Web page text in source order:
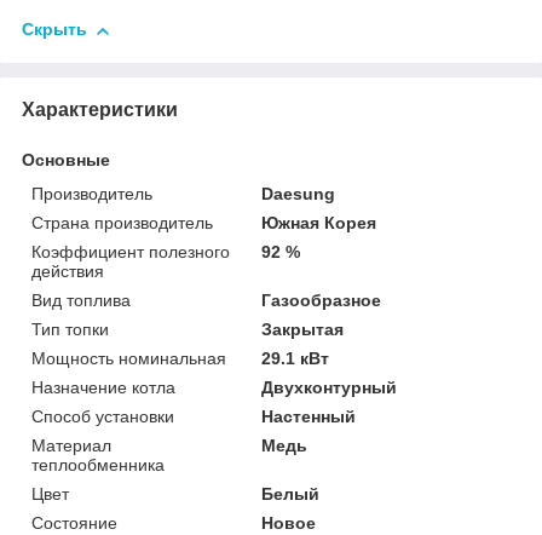
Скрыть
Характеристики
Основные
Производитель
Daesung
Страна производитель
Южная Корея
Коэффициент полезного
действия
92 %
Вид топлива
Газообразное
Тип топки
Закрытая
Мощность номинальная
29.1 кВт
Назначение котла
Двухконтурный
Способ установки
Настенный
Материал
теплообменника
Медь
Цвет
Белый
Состояние
Новое